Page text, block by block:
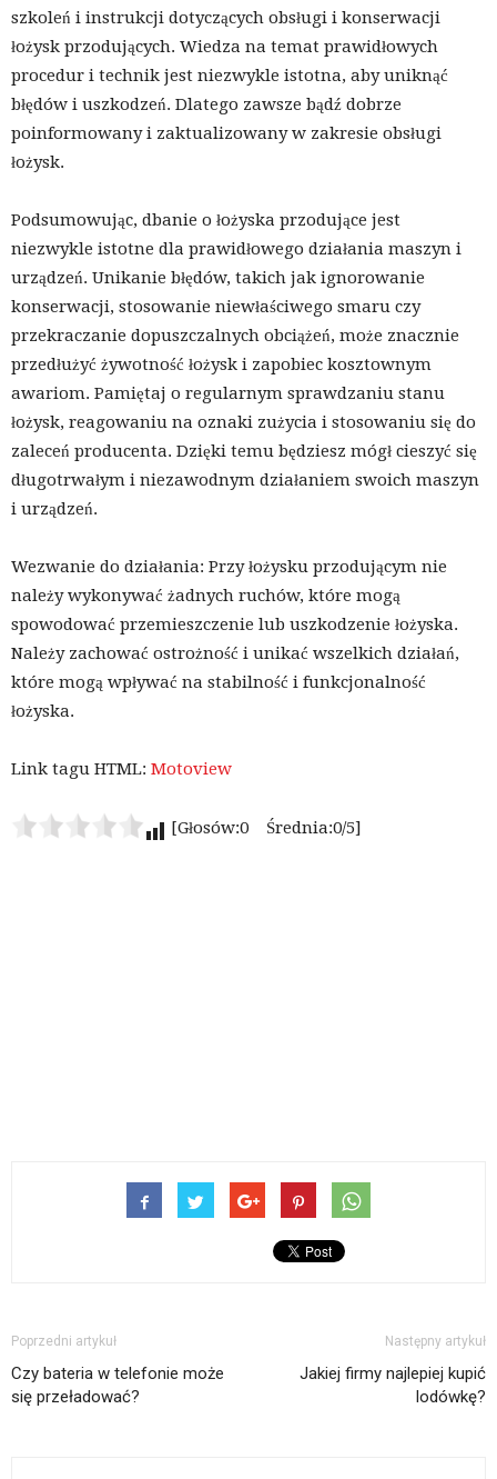
szkoleń i instrukcji dotyczących obsługi i konserwacji
łożysk przodujących. Wiedza na temat prawidłowych
procedur i technik jest niezwykle istotna, aby uniknąć
błędów i uszkodzeń. Dlatego zawsze bądź dobrze
poinformowany i zaktualizowany w zakresie obsługi
łożysk.
Podsumowując, dbanie o łożyska przodujące jest
niezwykle istotne dla prawidłowego działania maszyn i
urządzeń. Unikanie błędów, takich jak ignorowanie
konserwacji, stosowanie niewłaściwego smaru czy
przekraczanie dopuszczalnych obciążeń, może znacznie
przedłużyć żywotność łożysk i zapobiec kosztownym
awariom. Pamiętaj o regularnym sprawdzaniu stanu
łożysk, reagowaniu na oznaki zużycia i stosowaniu się do
zaleceń producenta. Dzięki temu będziesz mógł cieszyć się
długotrwałym i niezawodnym działaniem swoich maszyn
i urządzeń.
Wezwanie do działania: Przy łożysku przodującym nie
należy wykonywać żadnych ruchów, które mogą
spowodować przemieszczenie lub uszkodzenie łożyska.
Należy zachować ostrożność i unikać wszelkich działań,
które mogą wpływać na stabilność i funkcjonalność
łożyska.
Link tagu HTML: Motoview
[Głosów:0 Średnia:0/5]
Poprzedni artykuł
Czy bateria w telefonie może
się przeładować?
Następny artykuł
Jakiej firmy najlepiej kupić
lodówkę?